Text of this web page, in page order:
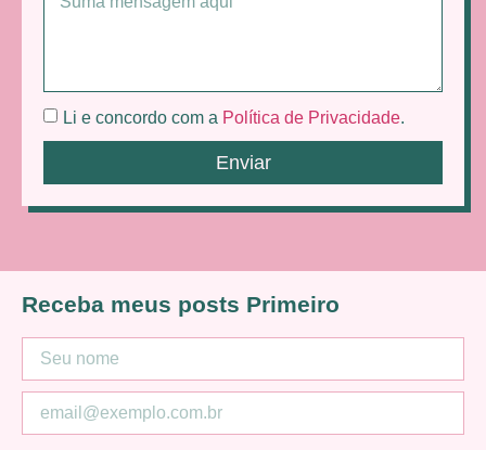
Li e concordo com a Política de Privacidade.
Enviar
Receba meus posts Primeiro